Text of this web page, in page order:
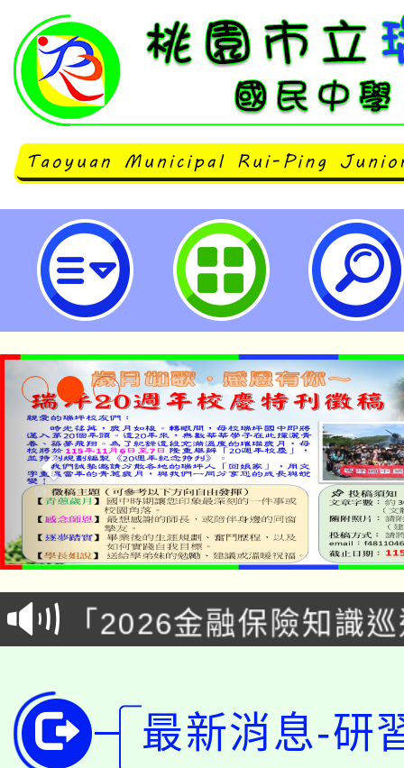
「113年下半年度生親師資訊整合
教育訓練課程-桃園市立瑞坪國民中
淨零綠領人才培育課程
公告本校115學年度第
代理(課)教師甄選結果
「2026金融保險知識
桃園市115學年度學生
生本土語及新住民語歌
公告本校115學年度第
代理(課)教師甄選結果(
公告本校115學年度第
最新消息-研